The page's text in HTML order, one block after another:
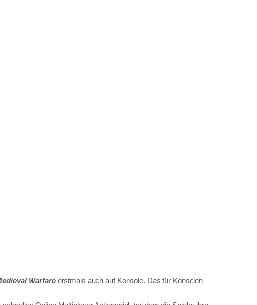
Warfare erstmals auch auf Konsole. Das für Konsolen